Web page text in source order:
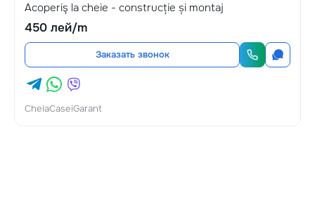
Acoperiş la cheie - construcție și montaj
450 лей/m
Заказать звонок
CheiaCaseiGarant